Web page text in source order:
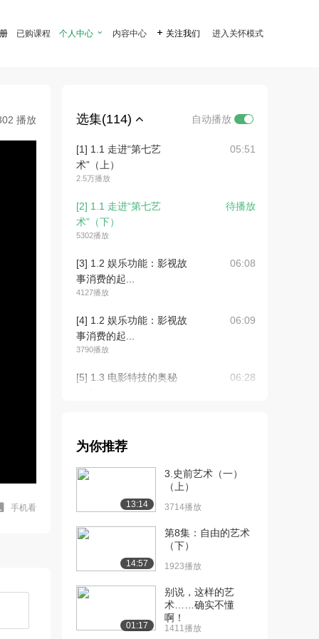
已购课程 个人中心  内容中心  关注我们 进入关怀模式
播放
手机看
选集(114) 自动播放
[1] 1.1 走进“第七艺
术”（上）
2.5万播放
05:51
[2] 1.1 走进“第七艺
术”（下）
5302播放
待播放
[3] 1.2 娱乐功能：影视故
事消费的起...
4127播放
06:08
[4] 1.2 娱乐功能：影视故
事消费的起...
3790播放
06:09
[5] 1.3 电影特技的奥秘
06:28
（下）
[7] 1.4 艺术奇观：《少年
派的奇幻漂...
[8] 1.4 艺术奇观：《少年
派的奇幻漂...
[9] 1.5 电影中的表演艺术
07:27
为你推荐
13:14
3.史前艺术（一）
（上）
3714播放
14:57
第8集：自由的艺术
（下）
1923播放
01:17
别说，这样的艺
术……确实不懂
啊！
1411播放